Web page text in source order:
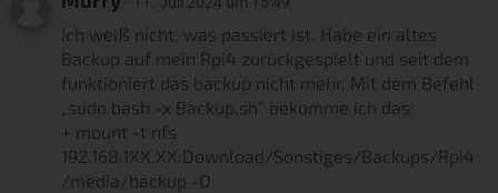
Ich weiß nicht, was passiert ist. Habe ein altes
Backup auf mein Rpi4 zurückgespielt und seit dem
funktioniert das backup nicht mehr. Mit dem Befehl
„sudo bash -x Backup.sh“ bekomme ich das:
+ mount -t nfs
192.168.1XX.XX:Download/Sonstiges/Backups/Rpi4
/media/backup -O